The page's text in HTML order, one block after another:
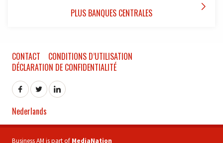
PLUS BANQUES CENTRALES 
CONTACT
CONDITIONS D’UTILISATION
DÉCLARATION DE CONFIDENTIALITÉ
Nederlands
Business AM is part of MediaNation